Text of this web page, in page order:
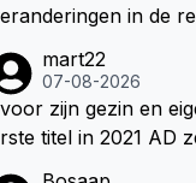
in de
kiezen en zijn
races hij mee wil
niet meer vast
mart22
07-08-2026
zijn gezin en eigen
titel in 2021 AD zei hij al dat hij bereikt had waar hij